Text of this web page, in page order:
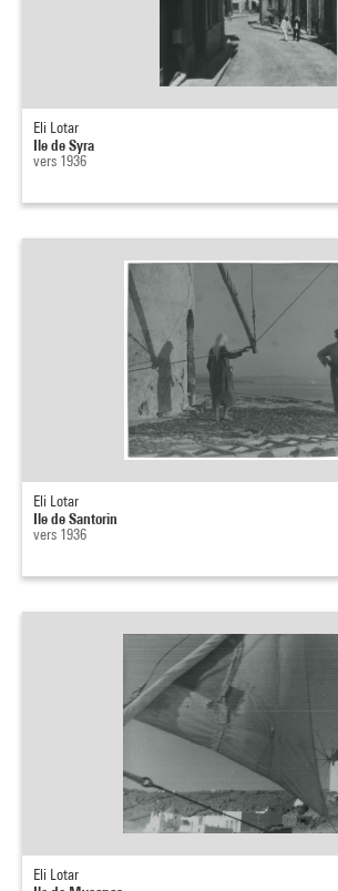
Eli Lotar
Ile de Syra
vers 1936
Eli Lotar
Ile de Santorin
vers 1936
Eli Lotar